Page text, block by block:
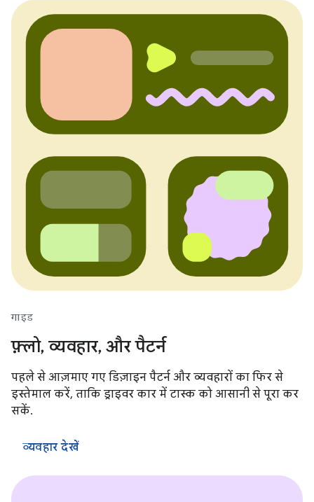
गाइड
फ़्लो, व्यवहार, और पैटर्न
पहले से आज़माए गए डिज़ाइन पैटर्न और व्यवहारों का फिर से
इस्तेमाल करें, ताकि ड्राइवर कार में टास्क को आसानी से पूरा कर
सकें.
व्यवहार देखें